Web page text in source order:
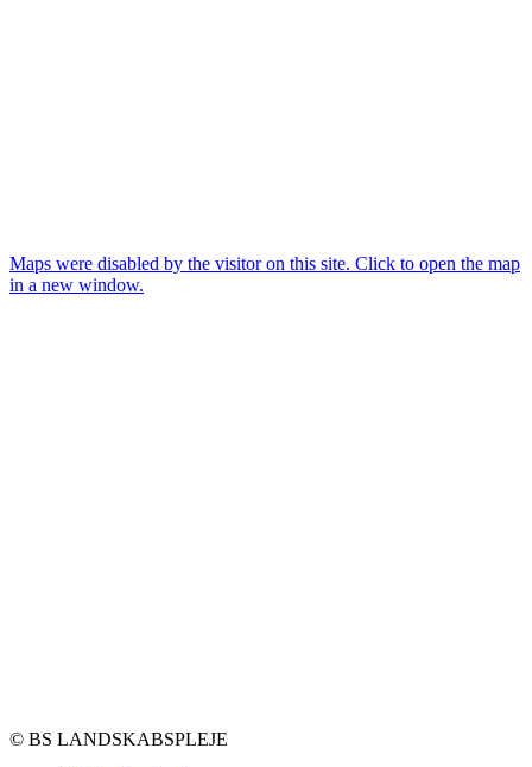
Maps were disabled by the visitor on this site. Click to open the map
in a new window.
© BS LANDSKABSPLEJE